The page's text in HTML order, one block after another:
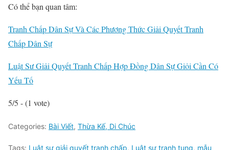
Có thể bạn quan tâm:
Tranh Chấp Dân Sự Và Các Phương Thức Giải Quyết Tranh
Chấp Dân Sự
Luật Sư Giải Quyết Tranh Chấp Hợp Đồng Dân Sự Giỏi Cần Có
Yếu Tố
5/5 - (1 vote)
Categories: Bài Viết, Thừa Kế, Di Chúc
Tags: Luật sư giải quyết tranh chấp, Luật sư tranh tụng, mẫu